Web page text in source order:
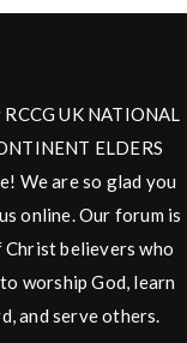
UK NATIONAL
ELDERS
We are so glad you
online. Our forum is
Christ believers who
worship God, learn
and serve others.